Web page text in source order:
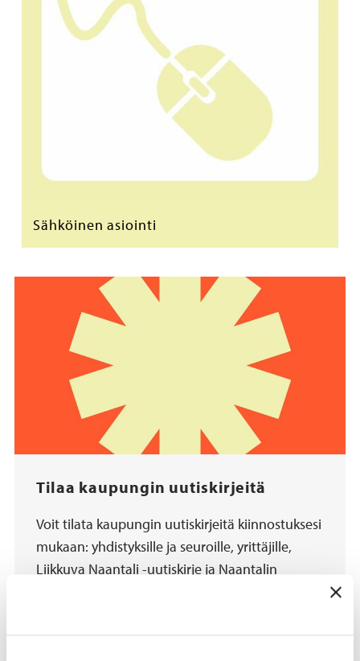
Sähköinen asiointi
Tilaa kaupungin uutiskirjeitä
Voit tilata kaupungin uutiskirjeitä kiinnostuksesi
mukaan: yhdistyksille ja seuroille, yrittäjille,
Liikkuva Naantali -uutiskirje ja Naantalin